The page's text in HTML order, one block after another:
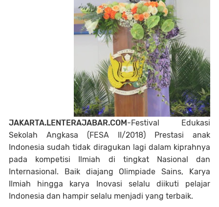
JAKARTA.LENTERAJABAR.COM-Festival Edukasi
Sekolah Angkasa (FESA II/2018) Prestasi anak
Indonesia sudah tidak diragukan lagi dalam kiprahnya
pada kompetisi Ilmiah di tingkat Nasional dan
Internasional. Baik diajang Olimpiade Sains, Karya
Ilmiah hingga karya Inovasi selalu diikuti pelajar
Indonesia dan hampir selalu menjadi yang terbaik.